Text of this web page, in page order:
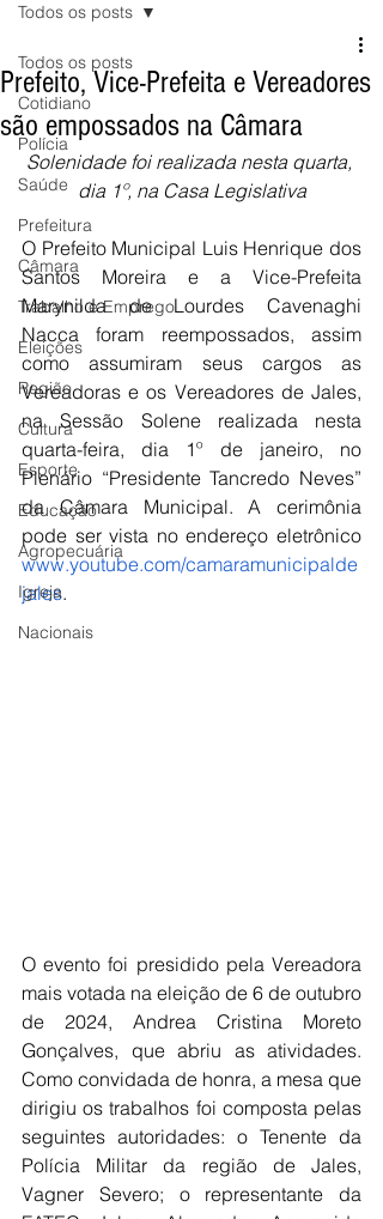
Todos os posts
Cotidiano
Polícia
Saúde
Prefeitura
Câmara
Trabalho e Emprego
Eleições
Região
Cultura
Esporte
Educação
Agropecuária
Igreja
Nacionais
Todos os posts
Prefeito, Vice-Prefeita e Vereadores
são empossados na Câmara
Solenidade foi realizada nesta quarta,
dia 1º, na Casa Legislativa
O Prefeito Municipal Luis Henrique dos
Santos Moreira e a Vice-Prefeita
Marynilda de Lourdes Cavenaghi
Nacca foram reempossados, assim
como assumiram seus cargos as
Vereadoras e os Vereadores de Jales,
na Sessão Solene realizada nesta
quarta-feira, dia 1º de janeiro, no
Plenário “Presidente Tancredo Neves”
da Câmara Municipal. A cerimônia
www.youtube.com/camaramunicipalde
jales.
O evento foi presidido pela Vereadora
mais votada na eleição de 6 de outubro
de 2024, Andrea Cristina Moreto
Gonçalves, que abriu as atividades.
Como convidada de honra, a mesa que
dirigiu os trabalhos foi composta pelas
seguintes autoridades: o Tenente da
Polícia Militar da região de Jales,
Vagner Severo; o representante da